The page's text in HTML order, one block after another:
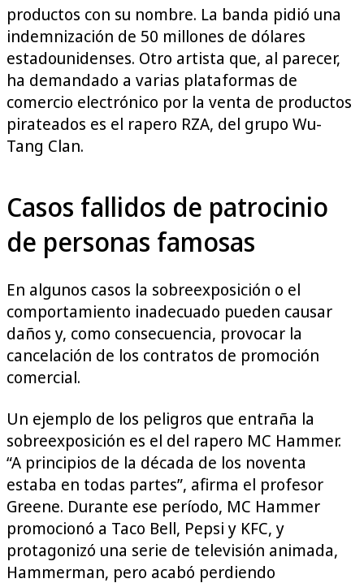
productos con su nombre. La banda pidió una
indemnización de 50 millones de dólares
estadounidenses. Otro artista que, al parecer,
ha demandado a varias plataformas de
comercio electrónico por la venta de productos
pirateados es el rapero RZA, del grupo Wu-
Tang Clan.
Casos fallidos de patrocinio
de personas famosas
En algunos casos la sobreexposición o el
comportamiento inadecuado pueden causar
daños y, como consecuencia, provocar la
cancelación de los contratos de promoción
comercial.
Un ejemplo de los peligros que entraña la
sobreexposición es el del rapero MC Hammer.
“A principios de la década de los noventa
estaba en todas partes”, afirma el profesor
Greene. Durante ese período, MC Hammer
promocionó a Taco Bell, Pepsi y KFC, y
protagonizó una serie de televisión animada,
Hammerman, pero acabó perdiendo